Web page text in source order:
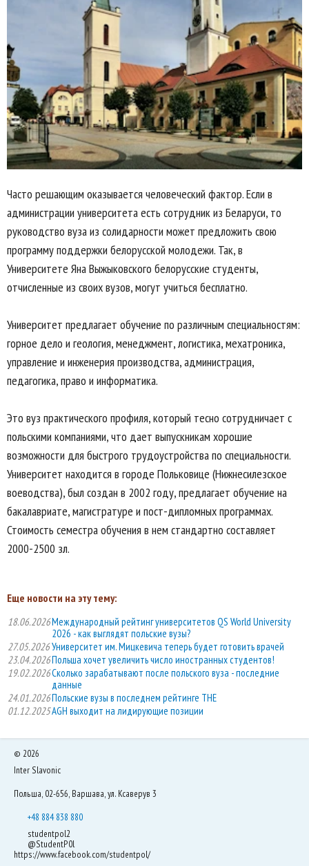
Часто решающим оказывается человеческий фактор. Если в
администрации университета есть сотрудник из Беларуси, то
руководство вуза из солидарности может предложить свою
программу поддержки белорусской молодежи. Так, в
Университете Яна Выжыковского белорусские студенты,
отчисленные из своих вузов, могут учиться бесплатно.
Университет предлагает обучение по различным специальностям:
горное дело и геология, менеджмент, логистика, мехатроника,
управление и инженерия производства, администрация,
педагогика, право и информатика.
Это вуз практического профиля, который тесно сотрудничает с
польскими компаниями, что дает выпускникам хорошие
возможности для быстрого трудоустройства по специальности.
Университет находится в городе Польковице (Нижнесилезское
воеводства), был создан в 2002 году, предлагает обучение на
бакалавриате, магистратуре и пост-дипломных программах.
Стоимость семестра обучения в нем стандартно составляет
2000-2500 зл.
Еще новости на эту тему:
18.06.2026Международный рейтинг университетов QS World University
2026 - как выглядят польские вузы?
27.05.2026Университет им. Мицкевича теперь будет готовить врачей
23.04.2026Польша хочет увеличить число иностранных студентов!
19.02.2026Сколько зарабатывают после польского вуза - последние
данные
24.01.2026Польские вузы в последнем рейтинге THE
01.12.2025AGH выходит на лидирующие позиции
© 2026
Inter Slavonic
Польша, 02-656, Варшава, ул. Ксаверув 3
+48 884 838 880
studentpol2
@StudentP0l
https://www.facebook.com/studentpol/